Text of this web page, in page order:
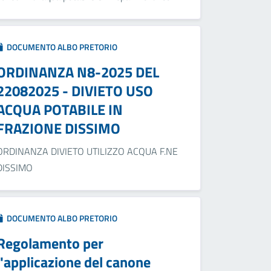
DOCUMENTO ALBO PRETORIO
N8-2025 DEL
- DIVIETO USO
POTABILE IN
DISSIMO
DIVIETO UTILIZZO ACQUA F.NE
DOCUMENTO ALBO PRETORIO
per
del canone